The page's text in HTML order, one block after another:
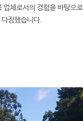
업체로서의 경험을 바탕으
짐했습니다.